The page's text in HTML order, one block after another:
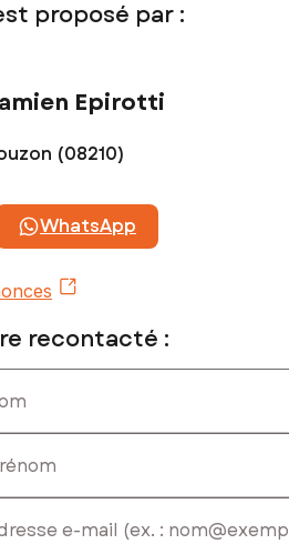
proposé par :
Epirotti
(08210)
WhatsApp
recontacté :